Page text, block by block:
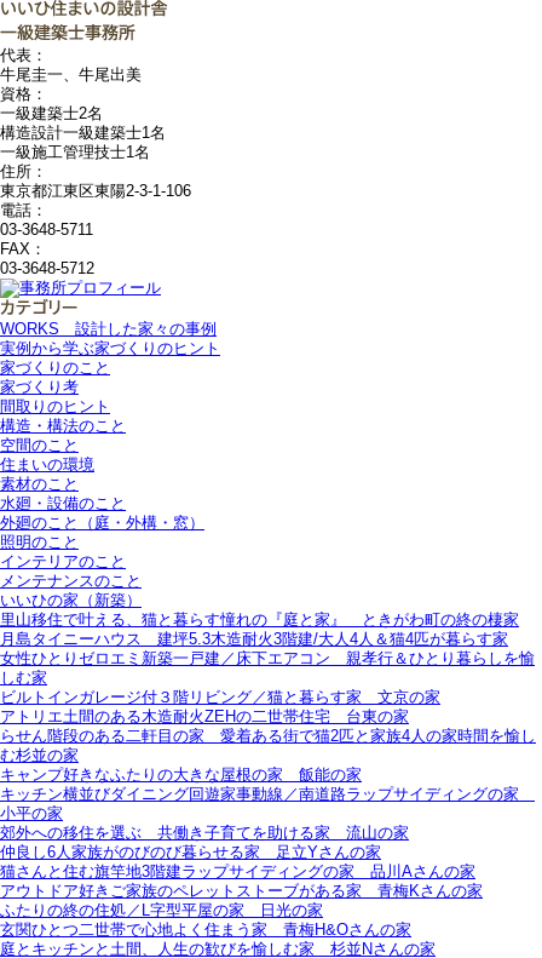
代表：
牛尾圭一、牛尾出美
資格：
一級建築士2名
構造設計一級建築士1名
一級施工管理技士1名
住所：
東京都江東区東陽2-3-1-106
電話：
03-3648-5711
FAX：
03-3648-5712
WORKS＿設計した家々の事例
実例から学ぶ家づくりのヒント
家づくりのこと
家づくり考
間取りのヒント
構造・構法のこと
空間のこと
住まいの環境
素材のこと
水廻・設備のこと
外廻のこと（庭・外構・窓）
照明のこと
インテリアのこと
メンテナンスのこと
いいひの家（新築）
里山移住で叶える、猫と暮らす憧れの『庭と家』＿ときがわ町の終の棲家
月島タイニーハウス＿建坪5.3木造耐火3階建/大人4人＆猫4匹が暮らす家
女性ひとりゼロエミ新築一戸建／床下エアコン＿親孝行＆ひとり暮らしを愉
しむ家
ビルトインガレージ付３階リビング／猫と暮らす家＿文京の家
アトリエ土間のある木造耐火ZEHの二世帯住宅＿台東の家
らせん階段のある二軒目の家＿愛着ある街で猫2匹と家族4人の家時間を愉し
む杉並の家
キャンプ好きなふたりの大きな屋根の家＿飯能の家
キッチン横並びダイニング回遊家事動線／南道路ラップサイディングの家＿
小平の家
郊外への移住を選ぶ＿共働き子育てを助ける家＿流山の家
仲良し6人家族がのびのび暮らせる家＿足立Yさんの家
猫さんと住む旗竿地3階建ラップサイディングの家＿品川Aさんの家
アウトドア好きご家族のペレットストーブがある家＿青梅Kさんの家
ふたりの終の住処／L字型平屋の家＿日光の家
玄関ひとつ二世帯で心地よく住まう家＿青梅H&Oさんの家
庭とキッチンと土間、人生の歓びを愉しむ家＿杉並Nさんの家